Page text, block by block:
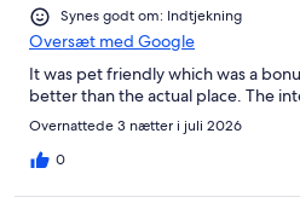
Synes godt om: Indtjekning
Oversæt med Google
It was pet friendly which was a
better than the actual place. The
Overnattede 3 nætter i juli 2026
0